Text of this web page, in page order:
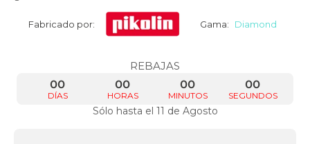
Fabricado por: Gama: Diamond
REBAJAS
DÍAS
00
HORAS
00
MINUTOS
00
SEGUNDOS
00
Sólo hasta el 11 de Agosto